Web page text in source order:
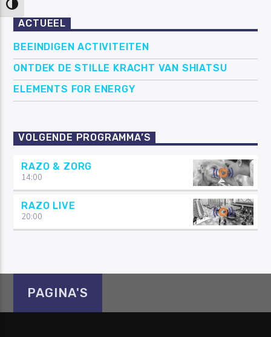
Keuze voor hoog contrast
ACTUEEL
BEEINDIGEN ACTIVITEITEN
ONTDEK DE STILLE KRACHT VAN SHIATSU
ELEMENTS FOR ENERGY
VOLGENDE PROGRAMMA’S
RAZO & ZORG
14:00
RAZO LIVE
20:00
PAGINA'S